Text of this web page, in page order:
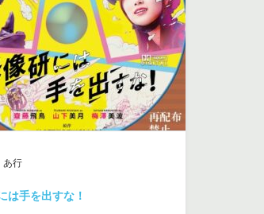
あ行
は手を出すな！